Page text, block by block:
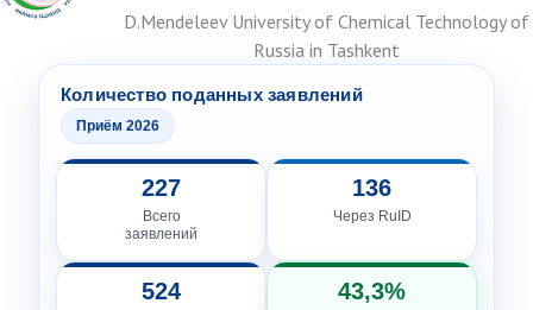
D.Mendeleev University of Chemical Technology of
Russia in Tashkent
Количество поданных заявлений
Приём 2026
227
Всего
заявлений
136
Через RuID
524 43,3%